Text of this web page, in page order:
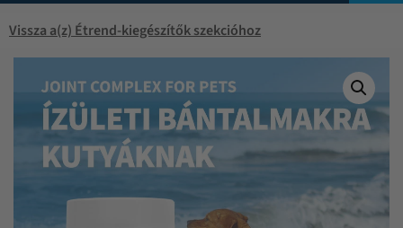
Vissza a(z) Étrend-kiegészítők szekcióhoz